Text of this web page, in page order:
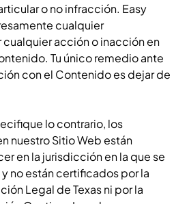
o no infracción. Easy
cualquier
acción o inacción en
Tu único remedio ante
con el Contenido es dejar de
lo contrario, los
nuestro Sitio Web están
en la jurisdicción en la que se
no están certificados por la
Legal de Texas ni por la